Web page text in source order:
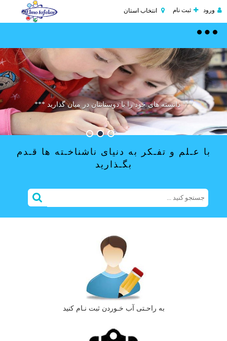
ورود ثبت نام انتخاب استان
Toggle
موفقیت یعنی مبارزه تا آخرین نفس ...
*** دانسته های خود را با دوستانتان در میان گذارید ***
درخت تو گر بار دانش بگیرد ***** به زیر آوری چرخ
نیلوفری را
با عـلم و تفـکر به دنیای ناشناخـته ها قـدم
بگـذارید
به راحـتی آب خـوردن ثبت نـام کنید